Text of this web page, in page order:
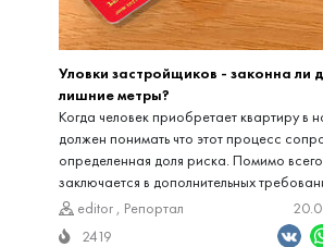
Уловки застройщиков - законна ли
лишние метры?
Когда человек приобретает квартиру в
должен понимать что этот процесс
определенная доля риска. Помимо
заключается в дополнительных
editor , Репортал
2419